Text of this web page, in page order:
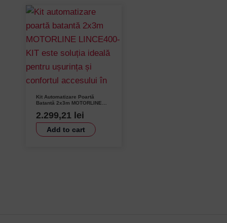
Kit Automatizare Poartă
Batantă 2x3m MOTORLINE
20mm/s, AC 230V
2.299,21 lei
Add to cart